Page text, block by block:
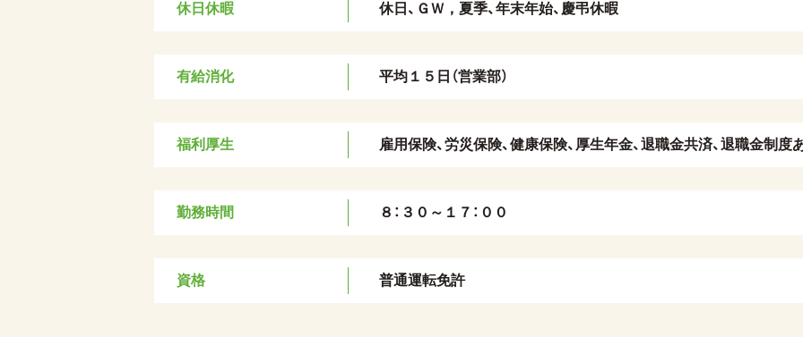
休日休暇 休日、ＧＷ，夏季、年末年始、慶弔休暇
有給消化 平均１５日（営業部）
福利厚生 雇用保険、労災保険、健康保険、厚生年金、退職金共済、退職金制度
勤務時間 ８：３０～１７：００
資格 普通運転免許